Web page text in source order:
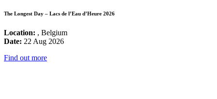
The Longest Day – Lacs de l’Eau d’Heure 2026
Location: , Belgium
Date: 22 Aug 2026
Find out more